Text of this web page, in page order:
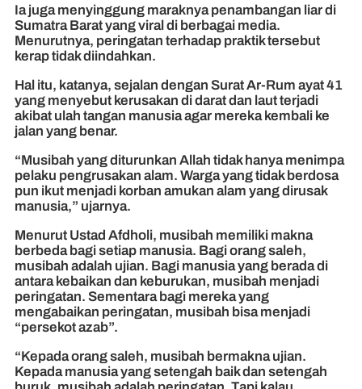
Ia juga menyinggung maraknya penambangan liar di
Sumatra Barat yang viral di berbagai media.
Menurutnya, peringatan terhadap praktik tersebut
kerap tidak diindahkan.
Hal itu, katanya, sejalan dengan Surat Ar-Rum ayat 41
yang menyebut kerusakan di darat dan laut terjadi
akibat ulah tangan manusia agar mereka kembali ke
jalan yang benar.
“Musibah yang diturunkan Allah tidak hanya menimpa
pelaku pengrusakan alam. Warga yang tidak berdosa
pun ikut menjadi korban amukan alam yang dirusak
manusia,” ujarnya.
Menurut Ustad Afdholi, musibah memiliki makna
berbeda bagi setiap manusia. Bagi orang saleh,
musibah adalah ujian. Bagi manusia yang berada di
antara kebaikan dan keburukan, musibah menjadi
peringatan. Sementara bagi mereka yang
mengabaikan peringatan, musibah bisa menjadi
“persekot azab”.
“Kepada orang saleh, musibah bermakna ujian.
Kepada manusia yang setengah baik dan setengah